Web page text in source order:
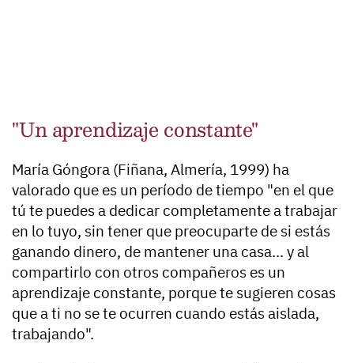
"Un aprendizaje constante"
María Góngora (Fiñana, Almería, 1999) ha
valorado que es un período de tiempo "en el que
tú te puedes a dedicar completamente a trabajar
en lo tuyo, sin tener que preocuparte de si estás
ganando dinero, de mantener una casa... y al
compartirlo con otros compañeros es un
aprendizaje constante, porque te sugieren cosas
que a ti no se te ocurren cuando estás aislada,
trabajando".